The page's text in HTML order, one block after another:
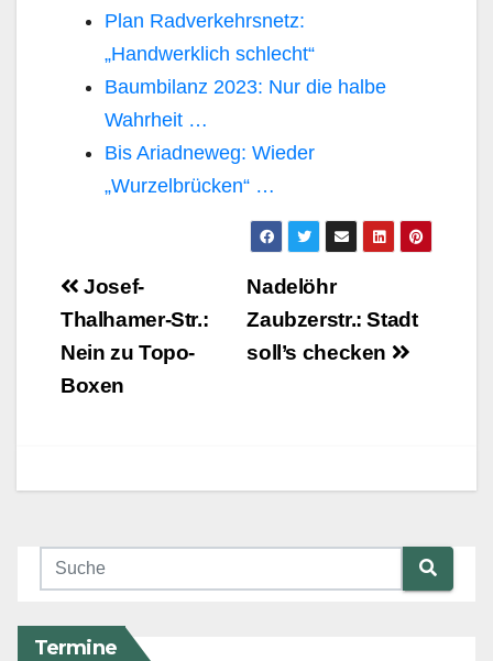
Plan Radverkehrsnetz:
„Handwerklich schlecht“
Baumbilanz 2023: Nur die halbe
Wahrheit …
Bis Ariadneweg: Wieder
„Wurzelbrücken“ …
Beitragsnavigation
Nadelöhr
Zaubzerstr.: Stadt
soll’s checken
Josef-
Thalhamer-Str.:
Nein zu Topo-
Boxen
Termine